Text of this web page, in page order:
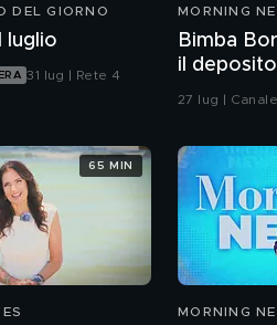
DEL GIORNO
luglio
31 lug | Rete 4
MORNING
Bimba
il
Beatrice
27 lug |
65 MIN
MORNING